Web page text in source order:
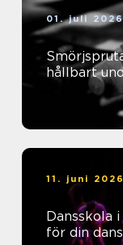
01. juli 2026
hållbart
11. juni 2026
Dansskola
för din